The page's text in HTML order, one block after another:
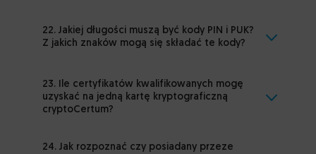
22. Jakiej długości muszą być kody PIN i PUK?
Z jakich znaków mogą się składać te kody?
23. Ile certyfikatów kwalifikowanych mogę
uzyskać na jedną kartę kryptograficzną
cryptoCertum?
24. Jak rozpoznać czy posiadany przeze